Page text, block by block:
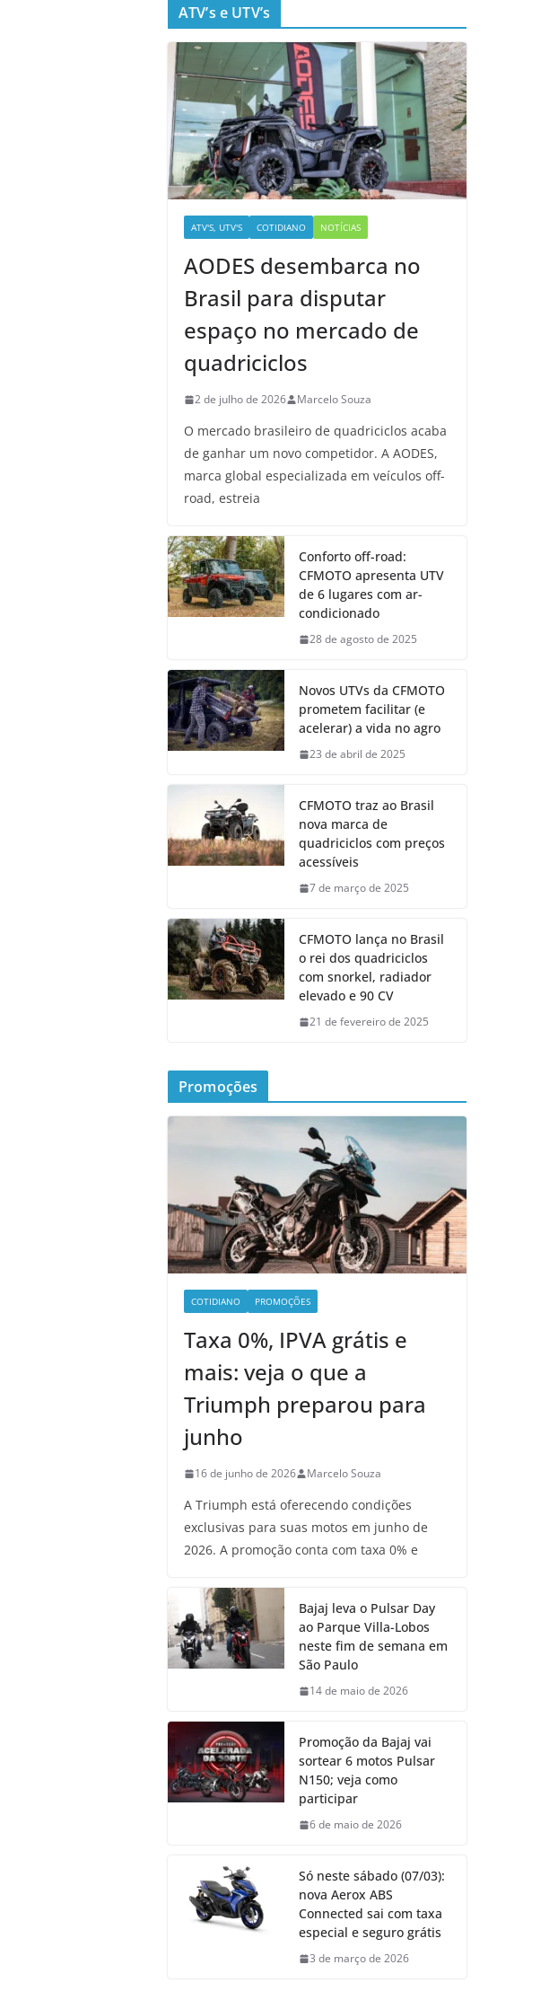
ATV’s e UTV’s
ATV'S, UTV'S COTIDIANO NOTÍCIAS
AODES desembarca no
Brasil para disputar
espaço no mercado de
quadriciclos
2 de julho de 2026 Marcelo Souza
O mercado brasileiro de quadriciclos acaba
de ganhar um novo competidor. A AODES,
marca global especializada em veículos off-
road, estreia
Conforto off-road:
CFMOTO apresenta UTV
de 6 lugares com ar-
condicionado
28 de agosto de 2025
Novos UTVs da CFMOTO
prometem facilitar (e
acelerar) a vida no agro
23 de abril de 2025
CFMOTO traz ao Brasil
nova marca de
quadriciclos com preços
acessíveis
7 de março de 2025
CFMOTO lança no Brasil
o rei dos quadriciclos
com snorkel, radiador
elevado e 90 CV
21 de fevereiro de 2025
Promoções
COTIDIANO PROMOÇÕES
Taxa 0%, IPVA grátis e
mais: veja o que a
Triumph preparou para
junho
16 de junho de 2026 Marcelo Souza
A Triumph está oferecendo condições
exclusivas para suas motos em junho de
2026. A promoção conta com taxa 0% e
Bajaj leva o Pulsar Day
ao Parque Villa-Lobos
neste fim de semana em
São Paulo
14 de maio de 2026
Promoção da Bajaj vai
sortear 6 motos Pulsar
N150; veja como
participar
6 de maio de 2026
Só neste sábado (07/03):
nova Aerox ABS
Connected sai com taxa
especial e seguro grátis
3 de março de 2026